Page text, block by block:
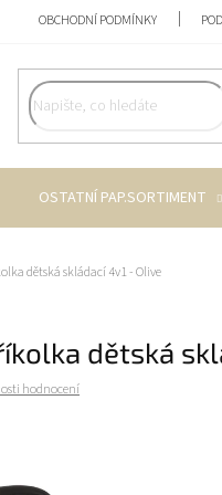
OBCHODNÍ PODMÍNKY
OSTATNÍ PAP.SORTIMENT
dětská skládací 4v1 - Olive
dětská
hodnocení